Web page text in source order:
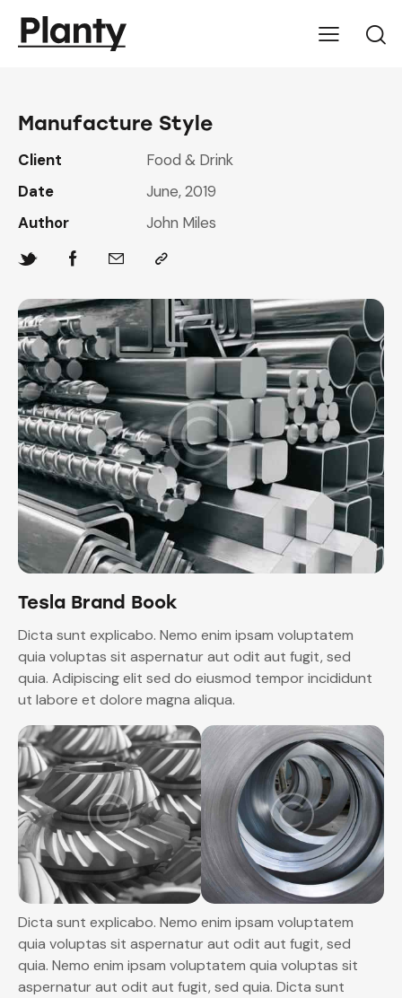
Manufacture Style
Client
Food & Drink
Date
June, 2019
Author
John Miles
Tesla Brand Book
Dicta sunt explicabo. Nemo enim ipsam voluptatem
quia voluptas sit aspernatur aut odit aut fugit, sed
quia. Adipiscing elit sed do eiusmod tempor incididunt
ut labore et dolore magna aliqua.
Dicta sunt explicabo. Nemo enim ipsam voluptatem
quia voluptas sit aspernatur aut odit aut fugit, sed
quia. Nemo enim ipsam voluptatem quia voluptas sit
aspernatur aut odit aut fugit, sed quia. Dicta sunt